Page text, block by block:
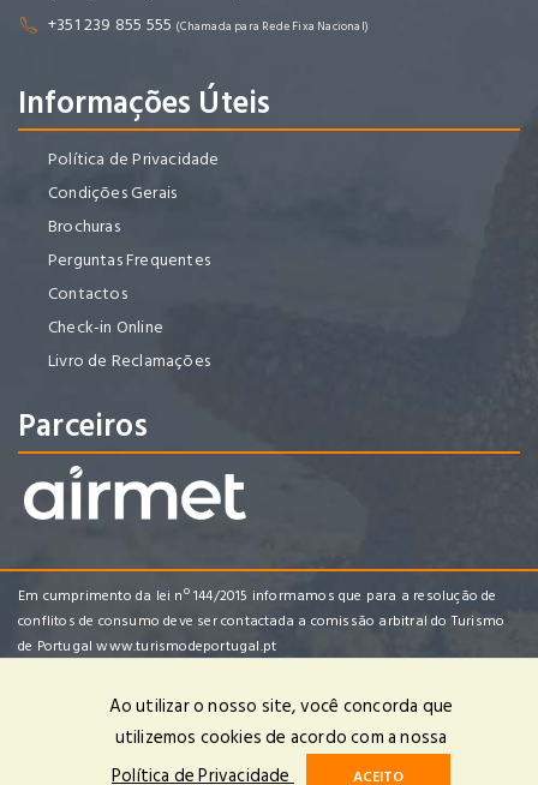
+351 239 855 555 (Chamada para Rede Fixa Nacional)
Informações Úteis
Política de Privacidade
Condições Gerais
Brochuras
Perguntas Frequentes
Contactos
Check-in Online
Livro de Reclamações
Parceiros
Em cumprimento da lei nº 144/2015 informamos que para a resolução de
conflitos de consumo deve ser contactada a comissão arbitral do Turismo
de Portugalwww.turismodeportugal.pt
Enredo Tropical Viagens e Turismo, Lda | RNAVT 4482 | © 2025 Todos
Ao utilizar o nosso site, você concorda que
utilizemos cookies de acordo com a nossa
Política de Privacidade
ACEITO